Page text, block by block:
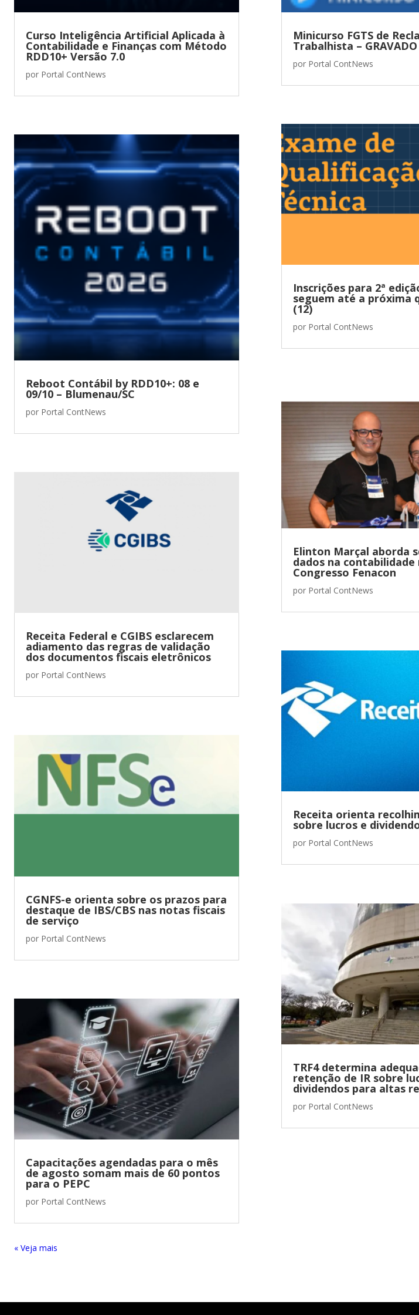
Curso Inteligência Artificial Aplicada à
Contabilidade e Finanças com Método
RDD10+ Versão 7.0
por Portal ContNews
Reboot Contábil by RDD10+: 08 e
09/10 – Blumenau/SC
por Portal ContNews
Receita Federal e CGIBS esclarecem
adiamento das regras de validação
dos documentos fiscais eletrônicos
por Portal ContNews
CGNFS-e orienta sobre os prazos para
destaque de IBS/CBS nas notas fiscais
de serviço
por Portal ContNews
Capacitações agendadas para o mês
de agosto somam mais de 60 pontos
para o PEPC
por Portal ContNews
Minicurso FGTS de
Trabalhista – GRAVADO
por Portal ContNews
Inscrições para 2ª
seguem até a próxima
(12)
por Portal ContNews
Elinton Marçal aborda
dados na contabilidade
Congresso Fenacon
por Portal ContNews
Receita orienta
sobre lucros e
por Portal ContNews
TRF4 determina
retenção de IR sobre
dividendos para altas
por Portal ContNews
« Entradas Antigas